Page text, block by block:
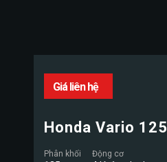
Giá liên hệ
Honda Vario 125
Phân khối Động cơ